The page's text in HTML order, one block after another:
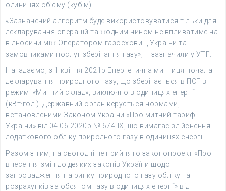
одиницях об’єму (куб м).
«Зазначений алгоритм буде використовуватися тільки для
декларування операцій та жодним чином не впливатиме на
відносини між Оператором газосховищ України та
замовниками послуг зберігання газу», – зазначили у УТГ.
Нагадаємо, з 1 квітня 2021р Енергетична митниця почала
декларування природного газу, що зберігається в ПСГ в
режимі «Митний склад», виключно в одиницях енергії
(кВт·год ). Державний орган керується нормами,
встановленими Законом України «Про митний тариф
України» від 04.06.2020р № 674-IX, що вимагає здійснення
додаткового обліку природного газу в одиницях енергії.
Разом з тим, на сьогодні не прийнято законопроект «Про
внесення змін до деяких законів України щодо
запровадження на ринку природного газу обліку та
розрахунків за обсягом газу в одиницях енергії» від